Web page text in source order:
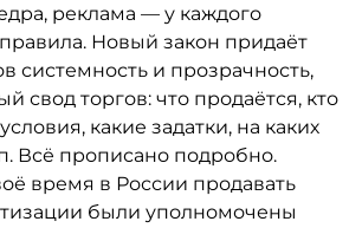
реклама — у каждого
Новый закон придаёт
системность и прозрачность,
свод торгов: что продаётся, кто
какие задатки, на каких
Всё прописано подробно.
время в России продавать
были уполномочены